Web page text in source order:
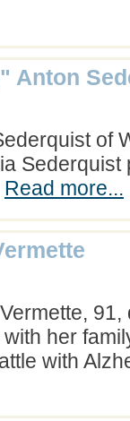
Anton
of
Sederquist
Read more...
her
with